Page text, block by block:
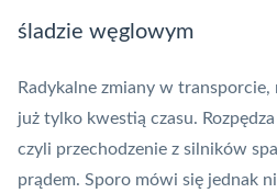
śladzie węglowym
Radykalne zmiany w
już tylko kwestią czasu.
czyli przechodzenie z silników
prądem. Sporo mówi się jednak